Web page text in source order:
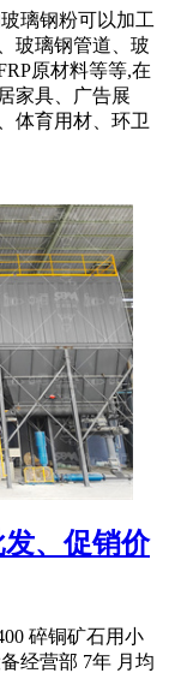
璃钢粉可以加工
玻璃钢管道、玻
原材料等等,在
家具、广告展
体育用材、环卫
、促销价
碎铜矿石用小
经营部 7年 月均